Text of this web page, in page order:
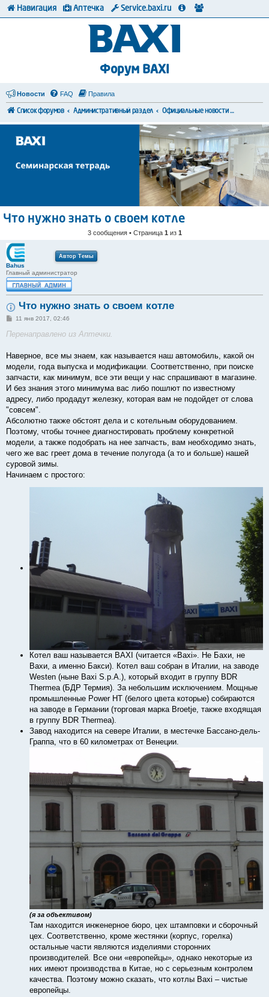
Форум BAXI
Новости FAQ Правила
Список форумов Административный раздел Официальные новости и сообщения от представителей компании
Что нужно знать о своем котле
3 сообщения • Страница 1 из 1
Автор Темы
Bahus
Главный администратор
Что нужно знать о своем котле
С
о
б
е
и
е
11 янв 2017, 02:46
Перенаправлено из Аптечки.
Наверное, все мы знаем, как называется наш автомобиль, какой он
модели, года выпуска и модификации. Соответственно, при поиске
запчасти, как минимум, все эти вещи у нас спрашивают в магазине.
И без знания этого минимума вас либо пошлют по известному
адресу, либо продадут железку, которая вам не подойдет от слова
"совсем".
Абсолютно также обстоят дела и с котельным оборудованием.
Поэтому, чтобы точнее диагностировать проблему конкретной
модели, а также подобрать на нее запчасть, вам необходимо знать,
чего же вас греет дома в течение полугода (а то и больше) нашей
суровой зимы.
Начинаем с простого:
Котел ваш называется BAXI (читается «Baxi». Не Бахи, не
Вахи, а именно Бакcи). Котел ваш собран в Италии, на заводе
Westen (ныне Baxi S.p.A.), который входит в группу BDR
Thermea (БДР Термия). За небольшим исключением. Мощные
промышленные Power HT (белого цвета которые) собираются
на заводе в Германии (торговая марка Broetje, также входящая
в группу BDR Thermea).
Завод находится на севере Италии, в местечке Бассано-дель-
Граппа, что в 60 километрах от Венеции.
(я за объективом)
Там находится инженерное бюро, цех штамповки и сборочный
цех. Соответственно, кроме жестянки (корпус, горелка)
остальные части являются изделиями сторонних
производителей. Все они «европейцы», однако некоторые из
них имеют производства в Китае, но с серьезным контролем
качества. Поэтому можно сказать, что котлы Baxi – чистые
европейцы.
Навигация Аптечка Service.baxi.ru